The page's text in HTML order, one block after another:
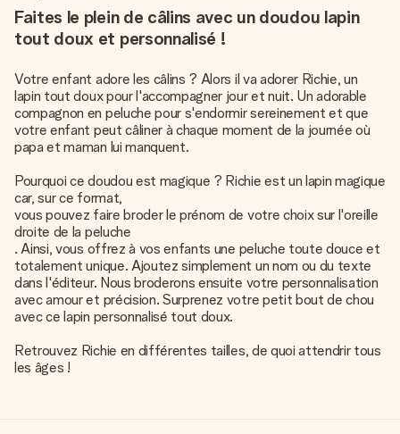
Faites le plein de câlins avec un doudou lapin
tout doux et personnalisé !
Votre enfant adore les câlins ? Alors il va adorer Richie, un
lapin tout doux pour l'accompagner jour et nuit. Un adorable
compagnon en peluche pour s'endormir sereinement et que
votre enfant peut câliner à chaque moment de la journée où
papa et maman lui manquent.
Pourquoi ce doudou est magique ? Richie est un lapin magique
car, sur ce format,
vous pouvez faire broder le prénom de votre choix sur l'oreille
droite de la peluche
. Ainsi, vous offrez à vos enfants une peluche toute douce et
totalement unique. Ajoutez simplement un nom ou du texte
dans l'éditeur. Nous broderons ensuite votre personnalisation
avec amour et précision. Surprenez votre petit bout de chou
avec ce lapin personnalisé tout doux.
Retrouvez Richie en différentes tailles, de quoi attendrir tous
les âges !